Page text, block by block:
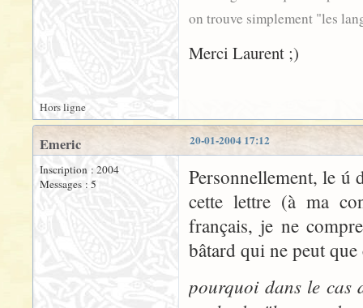
on trouve simplement "les
Merci Laurent ;)
Hors ligne
20-01-2004 17:12
Emeric
Inscription : 2004
Messages : 5
Personnellement, le ú
cette lettre (à ma
français, je ne
bâtard qui ne peut
pourquoi dans le cas